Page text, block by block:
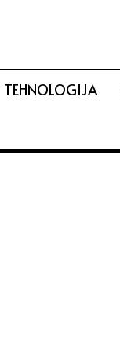
TEHNOLOGIJA